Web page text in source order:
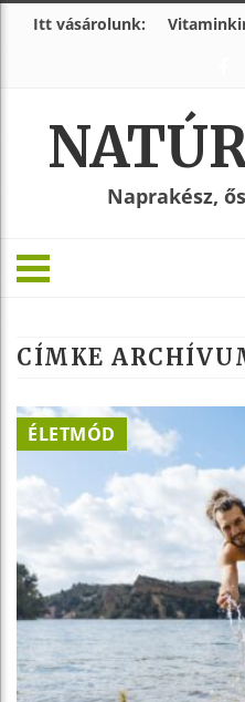
Itt vásárolunk:
Naprakész,
CÍMKE
ÉLETMÓD